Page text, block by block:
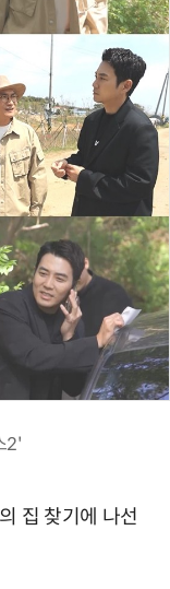
2'
집 찾기에 나선